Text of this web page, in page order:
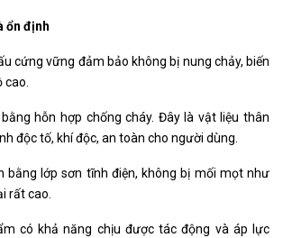
ổn định
cứng vững đảm bảo không bị nung chảy, biến
cao.
hỗn hợp chống cháy. Đây là vật liệu thân
độc tố, khí độc, an toàn cho người dùng.
bằng lớp sơn tĩnh điện, không bị mối mọt như
rất cao.
có khả năng chịu được tác động và áp lực